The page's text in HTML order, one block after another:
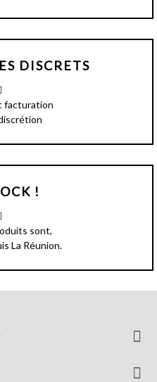
DISCRETS
facturation
!
sont,
La Réunion.